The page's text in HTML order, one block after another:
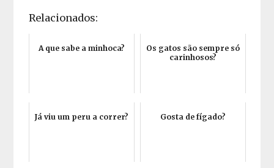
Relacionados:
A que sabe a minhoca?
Os gatos são sempre só
carinhosos?
Já viu um peru a correr? Gosta de fígado?